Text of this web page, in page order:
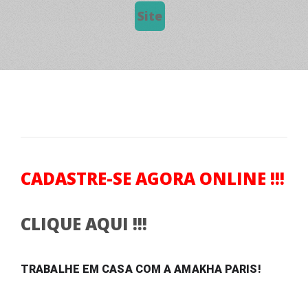
Site
CADASTRE-SE AGORA ONLINE !!!
CLIQUE AQUI !!!
TRABALHE EM CASA COM A AMAKHA PARIS!